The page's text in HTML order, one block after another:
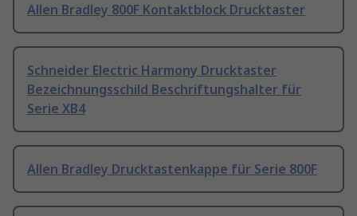
Allen Bradley 800F Kontaktblock Drucktaster
Schneider Electric Harmony Drucktaster
Bezeichnungsschild Beschriftungshalter für
Serie XB4
Allen Bradley Drucktastenkappe für Serie 800F